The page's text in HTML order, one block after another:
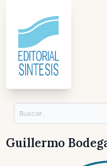
Guillermo